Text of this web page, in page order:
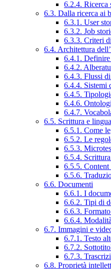
6.2.4. Ricerca
6.3. Dalla ricerca ai
6.3.1. User
6.3.2. Job
6.3.3. Criteri
6.4. Architettura
6.4.1. Definire
6.4.2.
6.4.3. Flussi
6.4.4. Sistemi
6.4.5.
6.4.6.
6.4.7.
6.5. Scrittura e
6.5.1. Come
6.5.2. Le
6.5.3.
6.5.4.
6.5.5.
6.5.6.
6.6. Documenti
6.6.1. I
6.6.2. Tipi di
6.6.3.
6.6.4.
6.7. Immagini e
6.7.1. Testo
6.7.2.
6.7.3.
6.8. Proprietà